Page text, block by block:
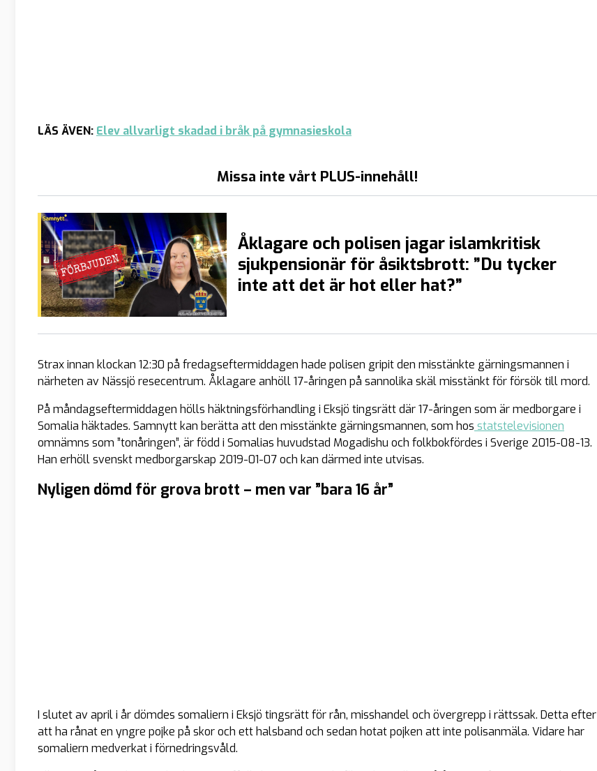
LÄS ÄVEN: Elev allvarligt skadad i bråk på gymnasieskola
Missa inte vårt PLUS-innehåll!
Åklagare och polisen jagar islamkritisk
sjukpensionär för åsiktsbrott: ”Du tycker
inte att det är hot eller hat?”
Strax innan klockan 12:30 på fredagseftermiddagen hade polisen gripit den misstänkte gärningsmannen i
närheten av Nässjö resecentrum. Åklagare anhöll 17-åringen på sannolika skäl misstänkt för försök till mord.
På måndagseftermiddagen hölls häktningsförhandling i Eksjö tingsrätt där 17-åringen som är medborgare i
Somalia häktades. Samnytt kan berätta att den misstänkte gärningsmannen, som hos statstelevisionen
omnämns som ”tonåringen”, är född i Somalias huvudstad Mogadishu och folkbokfördes i Sverige 2015-08-13.
Han erhöll svenskt medborgarskap 2019-01-07 och kan därmed inte utvisas.
Nyligen dömd för grova brott – men var ”bara 16 år”
I slutet av april i år dömdes somaliern i Eksjö tingsrätt för rån, misshandel och övergrepp i rättssak. Detta efter
att ha rånat en yngre pojke på skor och ett halsband och sedan hotat pojken att inte polisanmäla. Vidare har
somaliern medverkat i förnedringsvåld.